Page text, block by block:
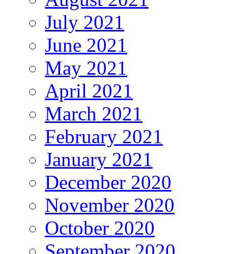
July 2021
June 2021
May 2021
April 2021
March 2021
February 2021
January 2021
December 2020
November 2020
October 2020